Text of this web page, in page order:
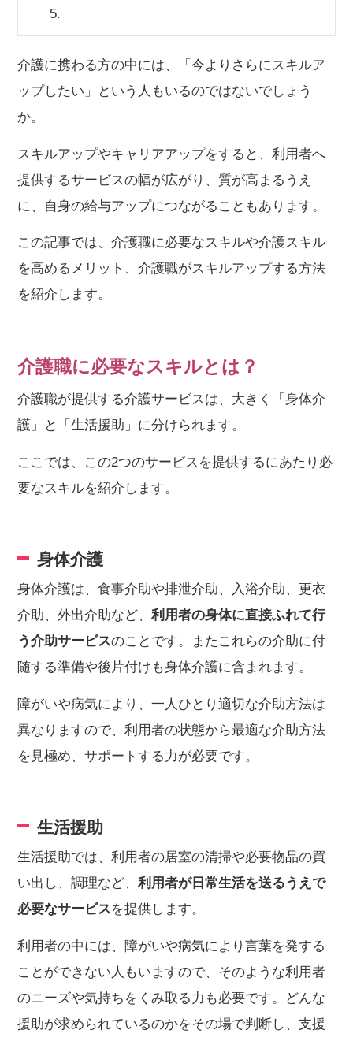
5.
介護に携わる方の中には、「今よりさらにスキルア
ップしたい」という人もいるのではないでしょう
か。
スキルアップやキャリアアップをすると、利用者へ
提供するサービスの幅が広がり、質が高まるうえ
に、自身の給与アップにつながることもあります。
この記事では、介護職に必要なスキルや介護スキル
を高めるメリット、介護職がスキルアップする方法
を紹介します。
介護職に必要なスキルとは？
介護職が提供する介護サービスは、大きく「身体介
護」と「生活援助」に分けられます。
ここでは、この2つのサービスを提供するにあたり必
要なスキルを紹介します。
身体介護
身体介護は、食事介助や排泄介助、入浴介助、更衣
介助、外出介助など、利用者の身体に直接ふれて行
う介助サービスのことです。またこれらの介助に付
随する準備や後片付けも身体介護に含まれます。
障がいや病気により、一人ひとり適切な介助方法は
異なりますので、利用者の状態から最適な介助方法
を見極め、サポートする力が必要です。
生活援助
生活援助では、利用者の居室の清掃や必要物品の買
い出し、調理など、利用者が日常生活を送るうえで
必要なサービスを提供します。
利用者の中には、障がいや病気により言葉を発する
ことができない人もいますので、そのような利用者
のニーズや気持ちをくみ取る力も必要です。どんな
援助が求められているのかをその場で判断し、支援